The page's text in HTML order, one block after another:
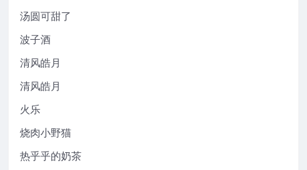
汤圆可甜了
波子酒
清风皓月
清风皓月
火乐
烧肉小野猫
热乎乎的奶茶